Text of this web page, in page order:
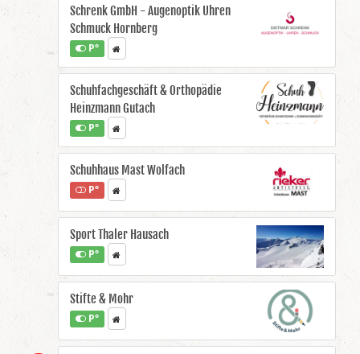
Schrenk GmbH - Augenoptik Uhren
Schmuck Hornberg
P°
Schuhfachgeschäft & Orthopädie
Heinzmann Gutach
P°
Schuhhaus Mast Wolfach
P°
Sport Thaler Hausach
P°
Stifte & Mohr
P°